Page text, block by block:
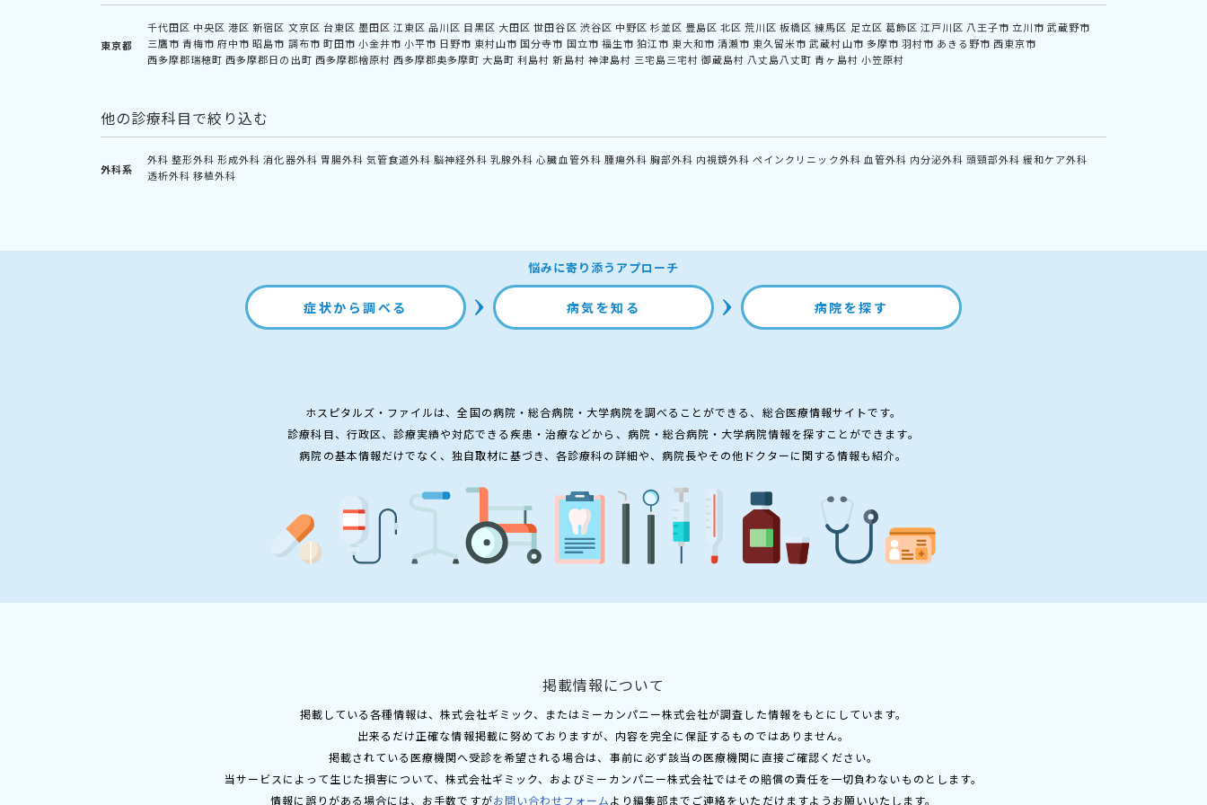
東京都
千代田区 中央区 港区 新宿区 文京区 台東区 墨田区 江東区 品川区 目黒区 大田区 世田谷区 渋谷区 中野区 杉並区 豊島区 北区 荒川区 板橋区 練馬区 足立区 葛飾区 江戸川区 八王子市 立川市 武蔵野市
三鷹市 青梅市 府中市 昭島市 調布市 町田市 小金井市 小平市 日野市 東村山市 国分寺市 国立市 福生市 狛江市 東大和市 清瀬市 東久留米市 武蔵村山市 多摩市 羽村市 あきる野市 西東京市
西多摩郡瑞穂町 西多摩郡日の出町 西多摩郡檜原村 西多摩郡奥多摩町 大島町 利島村 新島村 神津島村 三宅島三宅村 御蔵島村 八丈島八丈町 青ヶ島村 小笠原村
他の診療科目で絞り込む
外科系
外科 整形外科 形成外科 消化器外科 胃腸外科 気管食道外科 脳神経外科 乳腺外科 心臓血管外科 腫瘍外科 胸部外科 内視鏡外科 ペインクリニック外科 血管外科 内分泌外科 頭頸部外科 緩和ケア外科
透析外科 移植外科
悩みに寄り添うアプローチ
症状から調べる 病気を知る 病院を探す
ホスピタルズ・ファイルは、全国の病院・総合病院・大学病院を調べることができる、総合医療情報サイトです。
診療科目、行政区、診療実績や対応できる疾患・治療などから、病院・総合病院・大学病院情報を探すことができます。
病院の基本情報だけでなく、独自取材に基づき、各診療科の詳細や、病院長やその他ドクターに関する情報も紹介。
掲載情報について
掲載している各種情報は、株式会社ギミック、またはミーカンパニー株式会社が調査した情報をもとにしています。
出来るだけ正確な情報掲載に努めておりますが、内容を完全に保証するものではありません。
掲載されている医療機関へ受診を希望される場合は、事前に必ず該当の医療機関に直接ご確認ください。
当サービスによって生じた損害について、株式会社ギミック、およびミーカンパニー株式会社ではその賠償の責任を一切負わないものとします。
情報に誤りがある場合には、お手数ですがお問い合わせフォームより編集部までご連絡をいただけますようお願いいたします。